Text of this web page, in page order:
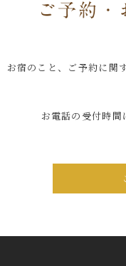
お宿のこと、ご予約に関
お電話の受付時